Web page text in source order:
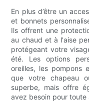
En plus d’être un
et bonnets
Ils offrent une
au chaud et à l'aise
protégeant votre
été. Les options
oreilles, les pompons
que votre chapeau
superbe, mais offre
avez besoin pour toute